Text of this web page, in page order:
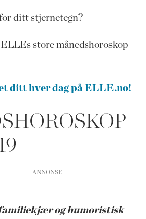
ditt stjernetegn?
store månedshoroskop
ditt hver dag på ELLE.no!
og humoristisk